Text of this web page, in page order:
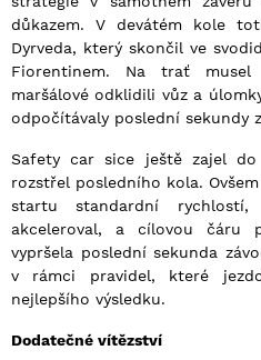
důkazem. V devátém kole
Dyrveda, který skončil ve
Fiorentinem. Na trať
maršálové odklidili vůz a
odpočítávaly poslední sekundy
Safety car sice ještě zajel
rozstřel posledního kola.
startu standardní
akceleroval, a cílovou
vypršela poslední sekunda
v rámci pravidel, které
nejlepšího výsledku.
Dodatečné vítězství